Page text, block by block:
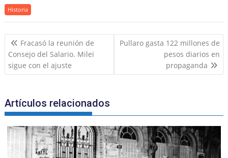
c
e
b
o
o
l l o
ai
s
A
p
gr
a
e
dI
n
e
Historia
Navegación
de
entradas
Fracasó la reunión de
Consejo del Salario. Milei
sigue con el ajuste
Pullaro gasta 122 millones de
pesos diarios en
propaganda
Artículos relacionados